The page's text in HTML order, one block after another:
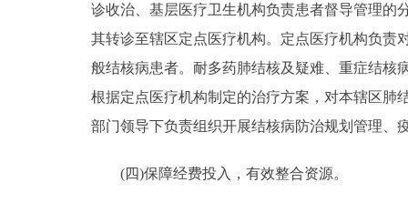
诊收治、基层医疗卫生机构负责患者督导管理的
其转诊至辖区定点医疗机构。定点医疗机构负责
般结核病患者。耐多药肺结核及疑难、重症结核
根据定点医疗机构制定的治疗方案，对本辖区肺
部门领导下负责组织开展结核病防治规划管理、
(四)保障经费投入，有效整合资源。